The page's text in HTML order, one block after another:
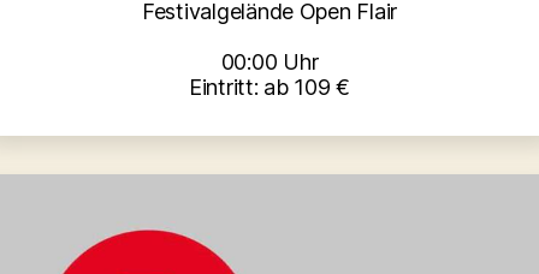
Festivalgelände Open Flair
00:00 Uhr
Eintritt: ab 109 €